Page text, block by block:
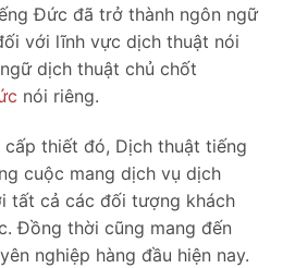
Đức đã trở thành ngôn ngữ
với lĩnh vực dịch thuật nói
dịch thuật chủ chốt
nói riêng.
thiết đó, Dịch thuật tiếng
cuộc mang dịch vụ dịch
tất cả các đối tượng khách
Đồng thời cũng mang đến
nghiệp hàng đầu hiện nay.